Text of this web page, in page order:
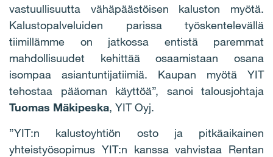
vastuullisuutta vähäpäästöisen kaluston myötä.
Kalustopalveluiden parissa työskentelevällä
tiimillämme on jatkossa entistä paremmat
mahdollisuudet kehittää osaamistaan osana
isompaa asiantuntijatiimiä. Kaupan myötä YIT
tehostaa pääoman käyttöä”, sanoi talousjohtaja
Tuomas Mäkipeska, YIT Oyj.
”YIT:n kalustoyhtiön osto ja pitkäaikainen
yhteistyösopimus YIT:n kanssa vahvistaa Rentan